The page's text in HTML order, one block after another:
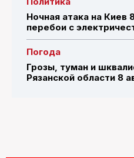
Ночная атака на Киев
перебои с
Погода
Грозы, туман и
Рязанской области 8